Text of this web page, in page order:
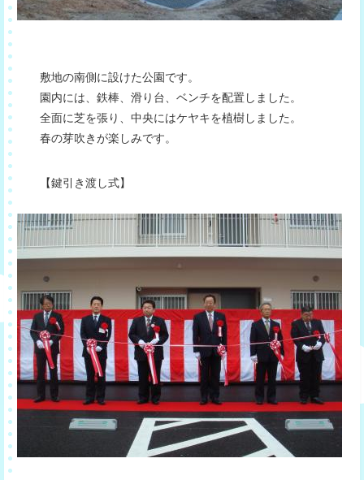
敷地の南側に設けた公園です。
園内には、鉄棒、滑り台、ベンチを配置しました。
全面に芝を張り、中央にはケヤキを植樹しました。
春の芽吹きが楽しみです。
【鍵引き渡し式】